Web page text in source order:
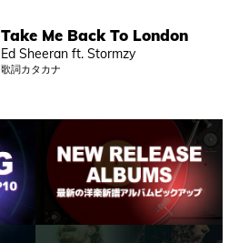
Take Me Back To London
Ed Sheeran ft. Stormzy
歌詞カタカナ